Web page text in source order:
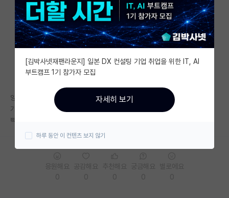
베스트 게시판
IF 명예의전당
자유 게시판(아무개랩)
미국 유학 게시판
미국 대학원 합격 후기 게시판
대학원생 모집 게시판
연구실(PI) 홍보 게시판
양질의 sci 제1저자 논문 나오기가 반도체나 ai 분야에 비해 많이 빡센편인
가요?
빡셈의 정도가 궁금합니다.
[김박사넷재팬라운지] 일본 DX 컨설팅 기업 취업을 위한 IT, AI
부트캠프 1기 참가자 모집
자세히 보기
하루 동안 이 컨텐츠 보지 않기